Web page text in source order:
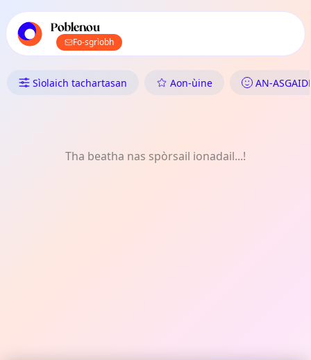
tachartasan ionadail TownSpot
Poblenou
Fo-sgrìobh
Dè tha Dol ann an Poblenou:
Sìolaich tachartasan Aon-ùine AN-
Tha beatha nas spòrsail ionadail...!